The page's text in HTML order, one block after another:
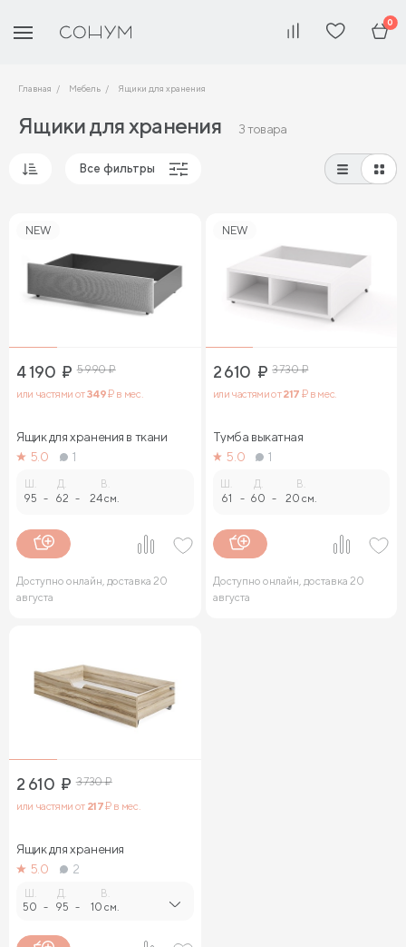
0
Главная Мебель Ящики для хранения
Ящики для хранения 3 товара
Сначала дешевые
Сначала дорогие
Все фильтры
NEW
4 190 ₽ 5 990₽
или частями от349₽ в мес.
Ящик для хранения в ткани
5.0
1
Ш.
95 -
Д.
62 -
В.
24 см.
Доступно онлайн, доставка 20
августа
NEW
2 610 ₽ 3 730₽
или частями от217 ₽ в мес.
Тумба выкатная
5.0
1
Ш.
61 -
Д.
60 -
В.
20 см.
Доступно онлайн, доставка 20
августа
2 610 ₽ 3 730₽
или частями от 217₽ в мес.
Ящик для хранения
5.0
2
50 -
Д.
95 -
В.
10 см.